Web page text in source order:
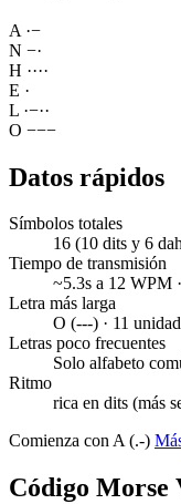
A ·−
N −·
H ····
E ·
L ·−··
O −−−
Datos rápidos
Símbolos totales
16 (10 dits y 6
Tiempo de transmisión
~5.3s a 12 WPM
Letra más larga
O (---) · 11
Letras poco frecuentes
Solo alfabeto
Ritmo
rica en dits (más
Comienza con A (.-)
Código Morse